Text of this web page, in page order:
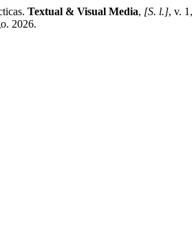
Textual & Visual Media, [S. l.], v.
2026.